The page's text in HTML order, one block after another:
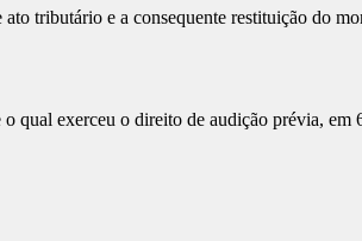
tributário e a consequente restituição do
qual exerceu o direito de audição prévia, em